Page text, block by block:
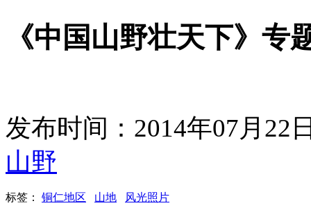
《中国山野壮天下》专
发布时间：2014年07月22
山野
标签： 铜仁地区 山地 风光照片